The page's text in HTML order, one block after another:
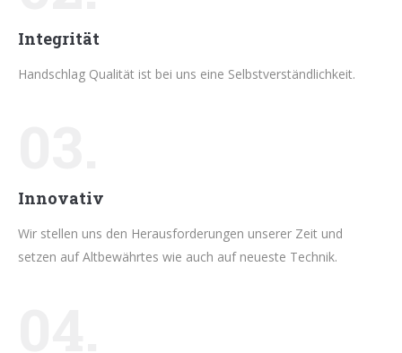
Integrität
Handschlag Qualität ist bei uns eine Selbstverständlichkeit.
Innovativ
Wir stellen uns den Herausforderungen unserer Zeit und
setzen auf Altbewährtes wie auch auf neueste Technik.